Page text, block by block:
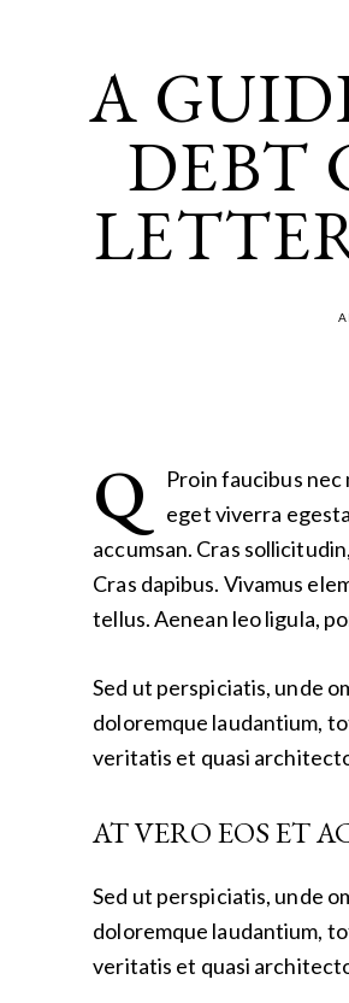
A
DEBT
Q
Proin faucibus nec
eget viverra
accumsan. Cras
Cras dapibus. Vivamus
tellus. Aenean leo ligula,
Sed ut perspiciatis, unde
doloremque laudantium,
veritatis et quasi
AT VERO EOS ET
Sed ut perspiciatis, unde
doloremque laudantium,
veritatis et quasi